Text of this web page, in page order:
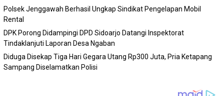
Polsek Jenggawah Berhasil Ungkap Sindikat Pengelapan Mobil
Rental
DPK Porong Didampingi DPD Sidoarjo Datangi Inspektorat
Tindaklanjuti Laporan Desa Ngaban
Diduga Disekap Tiga Hari Gegara Utang Rp300 Juta, Pria Ketapang
Sampang Diselamatkan Polisi